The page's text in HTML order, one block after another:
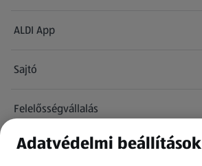
ALDI App
Sajtó
Felelősségvállalás
Információk
Adatvédelmi beállítások